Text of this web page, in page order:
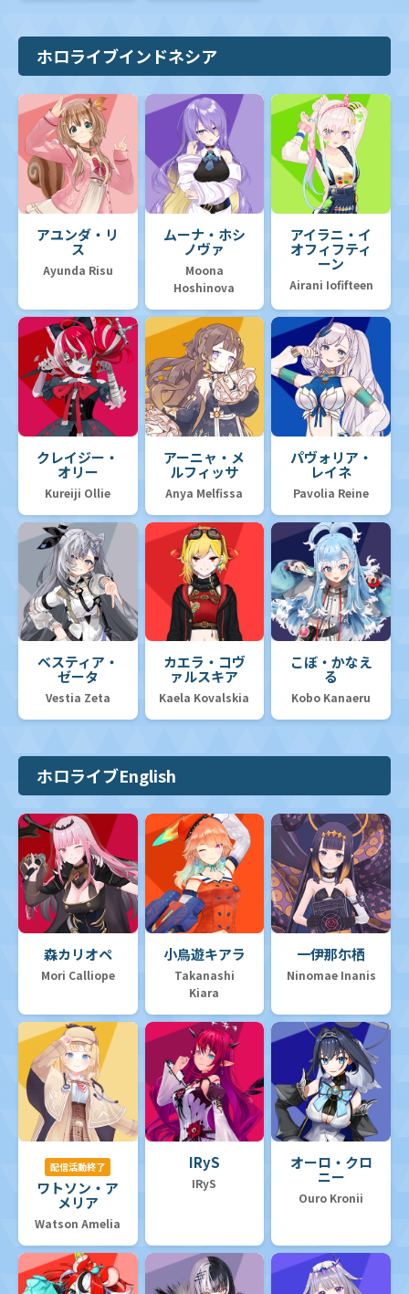
ホロライブインドネシア
アユンダ・リ
ス
Ayunda Risu
ムーナ・ホシ
ノヴァ
Moona
Hoshinova
アイラニ・イ
オフィフティ
ーン
Airani Iofifteen
クレイジー・
オリー
Kureiji Ollie
アーニャ・メ
ルフィッサ
Anya Melfissa
パヴォリア・
レイネ
Pavolia Reine
ベスティア・
ゼータ
Vestia Zeta
カエラ・コヴ
ァルスキア
Kaela Kovalskia
こぼ・かなえ
る
Kobo Kanaeru
ホロライブEnglish
森カリオペ
Mori Calliope
小鳥遊キアラ
Takanashi
Kiara
一伊那尓栖
Ninomae Inanis
配信活動終了
ワトソン・ア
メリア
Watson Amelia
IRyS
IRyS
オーロ・クロ
ニー
Ouro Kronii